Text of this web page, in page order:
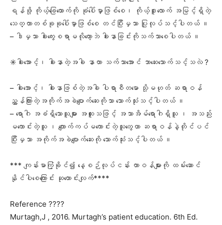
ရန်ဖို့ ကိုယ့်ခြေထောက်ကို ခုံပေါ်မှာဖြစ်စေ၊ ကိုယ့်ဒူးလောက် အမြင့်ရှိတဲ့
သေတ္တာတစ်ခုခုပေါ်မှာဖြစ်စေ တင်ပြီးမှသာ ပြုလုပ်သင့်ပါတယ် ။
– ဒါမှသာ ခါးကွေးစရာမလိုတော့ဘဲ ခါးနာခြင်းကိုသက်သာစေပါတယ် ။
✳️ခါးအောင့်၊ ခါးနာတဲ့အခါ နာတာ သက်သာအောင် ဘာဆေးသောက်သင့်သလဲ ?
– ခါးအောင့်၊ ခါးနာဖြစ်တဲ့အခါ ပါရာစီတမော သို့မဟုတ် ဆရာဝန်
ညွှန်ကြားတဲ့အကိုက်အခဲပျောက်ဆေးကိုသာ သောက်သုံးသင့်ပါတယ် ။
– ရောဂါ အခံရှိသောသူများ အထူးသဖြင့် အသာအိမ်ရောဂါရှိသူ ၊ အသည်း
မကောင်းတဲ့သူ ၊ ကျောက်ကပ်မကောင်းတဲ့သူတွေဟာ ဆရာဝန်နဲ့တိုင်ပင်
ပြီးမှသာ အကိုက်အခဲပျောက်ဆေးကို သောက်သုံးသင့်ပါတယ် ။
*** ကျန်းမာကြံ့ခိုင်၍ နေ့စဉ်လုပ်ငန်း တာဝန်များကို ထမ်းဆောင်
နိုင်ပါစေကြောင်း ဆုတောင်းလျက်****
Reference ????
Murtagh,J , 2016. Murtagh’s patient education. 6th Ed.